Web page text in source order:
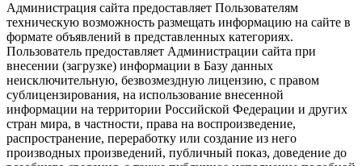
Администрация сайта предоставляет Пользователям
техническую возможность размещать информацию на сайте в
формате объявлений в представленных категориях.
Пользователь предоставляет Администрации сайта при
внесении (загрузке) информации в Базу данных
неисключительную, безвозмездную лицензию, с правом
сублицензирования, на использование внесенной
информации на территории Российской Федерации и других
стран мира, в частности, права на воспроизведение,
распространение, переработку или создание из него
производных произведений, публичный показ, доведение до